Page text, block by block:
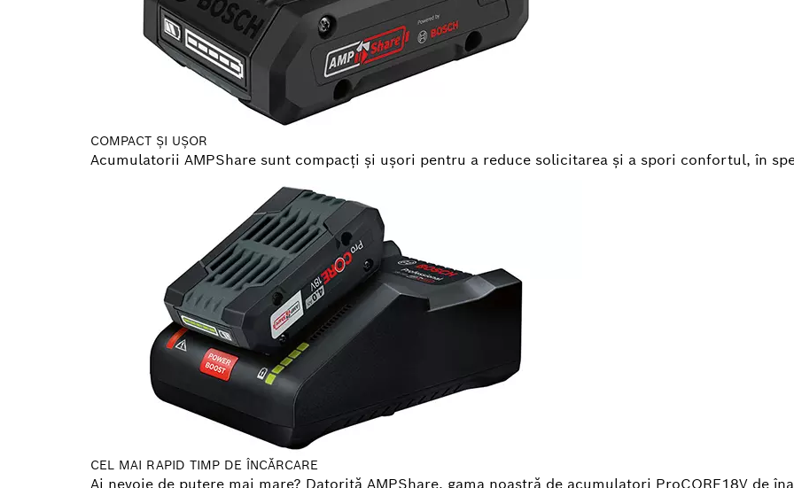
COMPACT ŞI UŞOR
Acumulatorii AMPShare sunt compacţi şi uşori pentru a reduce solicitarea şi a spori confortul, în
CEL MAI RAPID TIMP DE ÎNCĂRCARE
Ai nevoie de putere mai mare? Datorită AMPShare, gama noastră de acumulatori ProCORE18V de